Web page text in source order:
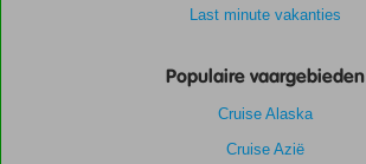
Last minute vakanties
Populaire vaargebieden
Cruise Alaska
Cruise Azië